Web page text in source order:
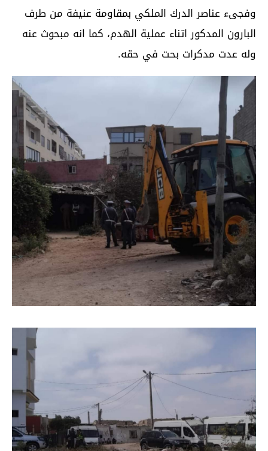
وفجىء عناصر الدرك الملكي بمقاومة عنيفة من طرف
البارون المدكور اتناء عملية الهدم، كما انه مبحوث عنه
وله عدت مدكرات بحت في حقه.